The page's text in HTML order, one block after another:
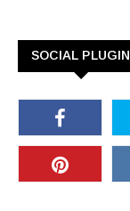
SOCIAL PLUGIN